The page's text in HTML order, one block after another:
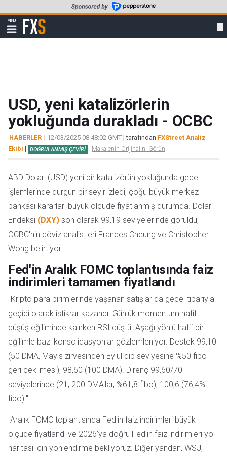
to
main
content
MENU
Show
navigation
FXStreet
USD, yeni katalizörlerin
yokluğunda durakladı - OCBC
HABERLER | 12/03/2025 08:48:02 GMT | tarafından FXStreet Analiz
Ekibi | DOĞRULANMIŞ ÇEVIRI Makalenin Orijinalini Görün
ABD Doları (USD) yeni bir katalizörün yokluğunda gece
işlemlerinde durgun bir seyir izledi, çoğu büyük merkez
bankası kararları büyük ölçüde fiyatlanmış durumda. Dolar
Endeksi (DXY) son olarak 99,19 seviyelerinde görüldü,
OCBC'nin döviz analistleri Frances Cheung ve Christopher
Wong belirtiyor.
Fed'in Aralık FOMC toplantısında faiz
indirimleri tamamen fiyatlandı
"Kripto para birimlerinde yaşanan satışlar da gece itibarıyla
geçici olarak istikrar kazandı. Günlük momentum hafif
düşüş eğiliminde kalırken RSI düştü. Aşağı yönlü hafif bir
eğilimle bazı konsolidasyonlar gözlemleniyor. Destek 99,10
(50 DMA, Mayıs zirvesinden Eylül dip seviyesine %50 fibo
geri çekilmesi), 98,60 (100 DMA). Direnç 99,60/70
seviyelerinde (21, 200 DMA'lar, %61,8 fibo), 100,6 (76,4%
fibo)."
"Aralık FOMC toplantısında Fed'in faiz indirimleri büyük
ölçüde fiyatlandı ve 2026'ya doğru Fed'in faiz indirimleri yol
haritası için yönlendirme bekliyoruz. Diğer yandan, WSJ,